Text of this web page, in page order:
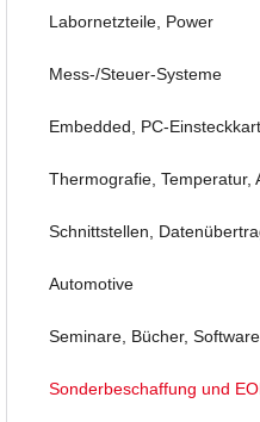
Labornetzteile, Power
Mess-/Steuer-Systeme
Embedded, PC-
Thermografie, Temperatur,
Schnittstellen,
Automotive
Seminare, Bücher, Software
Sonderbeschaffung und